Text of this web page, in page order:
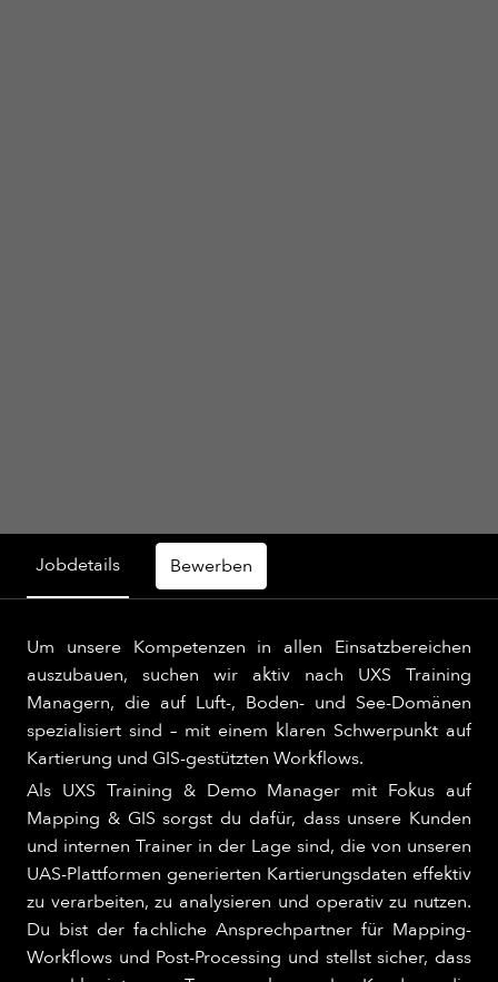
Jobdetails Bewerben
Um unsere Kompetenzen in allen Einsatzbereichen
auszubauen, suchen wir aktiv nach UXS Training
Managern, die auf Luft-, Boden- und See-Domänen
spezialisiert sind – mit einem klaren Schwerpunkt auf
Kartierung und GIS-gestützten Workflows.​
Als UXS Training & Demo Manager mit Fokus auf
Mapping & GIS sorgst du dafür, dass unsere Kunden
und internen Trainer in der Lage sind, die von unseren
UAS-Plattformen generierten Kartierungsdaten effektiv
zu verarbeiten, zu analysieren und operativ zu nutzen.
Du bist der fachliche Ansprechpartner für Mapping-
Workflows und Post-Processing und stellst sicher, dass